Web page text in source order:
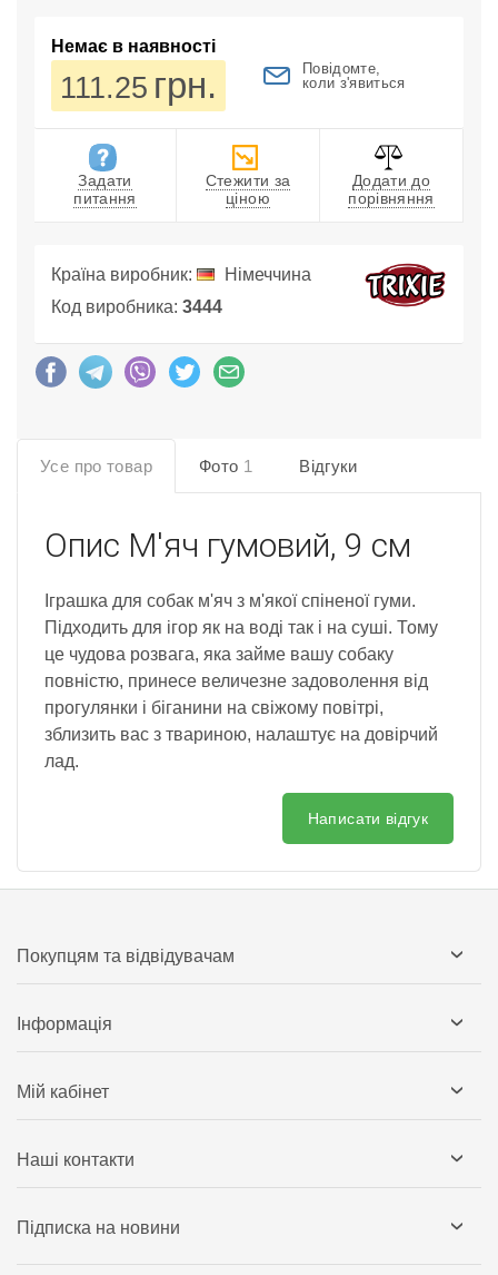
Немає в наявності
111.25 грн.
Повідомте,
коли з'явиться
Задати
питання
Стежити за
ціною
Додати до
порівняння
Країна виробник:
Німеччина
Код виробника: 3444
Усе про товар Фото 1 Відгуки
Опис М'яч гумовий, 9 см
Іграшка для собак м'яч з м'якої спіненої гуми.
Підходить для ігор як на воді так і на суші. Тому
це чудова розвага, яка займе вашу собаку
повністю, принесе величезне задоволення від
прогулянки і біганини на свіжому повітрі,
зблизить вас з твариною, налаштує на довірчий
лад.
Написати відгук
Покупцям та відвідувачам
Інформація
Мій кабінет
Наші контакти
Підписка на новини